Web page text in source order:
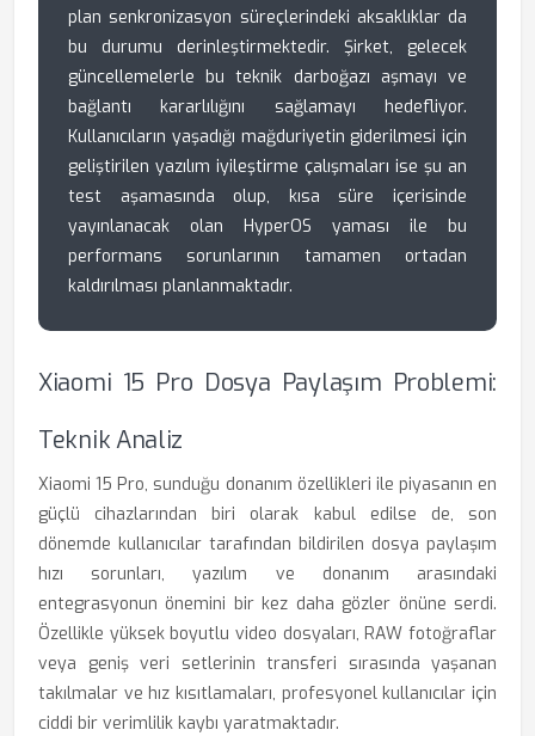
plan senkronizasyon süreçlerindeki aksaklıklar da
bu durumu derinleştirmektedir. Şirket, gelecek
güncellemelerle bu teknik darboğazı aşmayı ve
bağlantı kararlılığını sağlamayı hedefliyor.
Kullanıcıların yaşadığı mağduriyetin giderilmesi için
geliştirilen yazılım iyileştirme çalışmaları ise şu an
test aşamasında olup, kısa süre içerisinde
yayınlanacak olan HyperOS yaması ile bu
performans sorunlarının tamamen ortadan
kaldırılması planlanmaktadır.
Xiaomi 15 Pro Dosya Paylaşım Problemi:
Teknik Analiz
Xiaomi 15 Pro, sunduğu donanım özellikleri ile piyasanın en
güçlü cihazlarından biri olarak kabul edilse de, son
dönemde kullanıcılar tarafından bildirilen dosya paylaşım
hızı sorunları, yazılım ve donanım arasındaki
entegrasyonun önemini bir kez daha gözler önüne serdi.
Özellikle yüksek boyutlu video dosyaları, RAW fotoğraflar
veya geniş veri setlerinin transferi sırasında yaşanan
takılmalar ve hız kısıtlamaları, profesyonel kullanıcılar için
ciddi bir verimlilik kaybı yaratmaktadır.